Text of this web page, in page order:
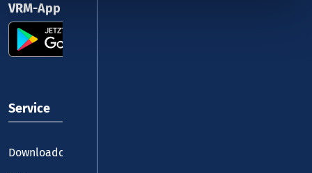
VRM-App nutzen und durchstarten
Service
Downloadcenter